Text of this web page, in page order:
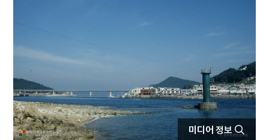
대정실업친목회
4
도산서원
6 청계서원
7 도계서원
8 봉산서원
미디어 정보